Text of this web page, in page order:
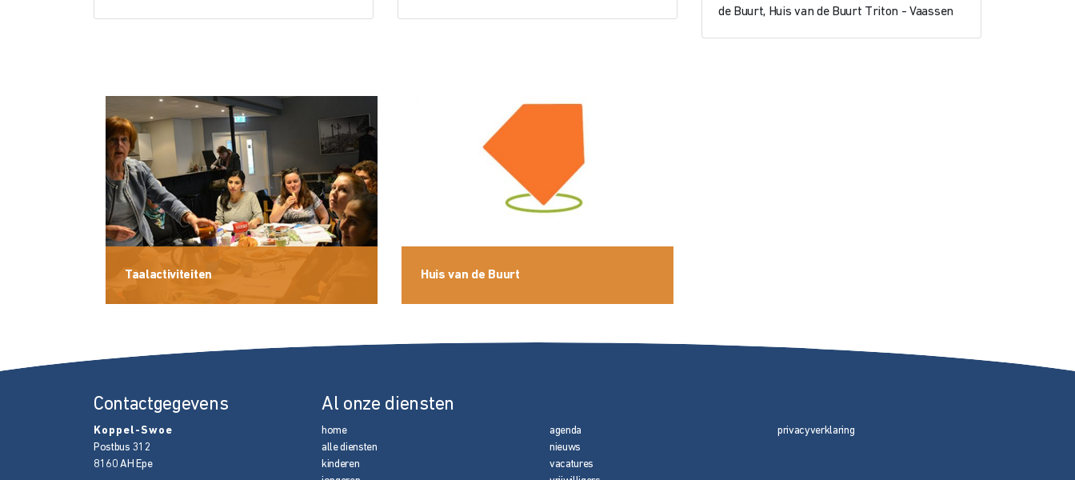
de Buurt, Huis van de Buurt Triton - Vaassen
Taalactiviteiten Huis van de Buurt
Contactgegevens
Koppel-Swoe
Postbus 312
8160 AH Epe
Al onze diensten
home
alle diensten
kinderen
agenda
nieuws
vacatures
privacyverklaring